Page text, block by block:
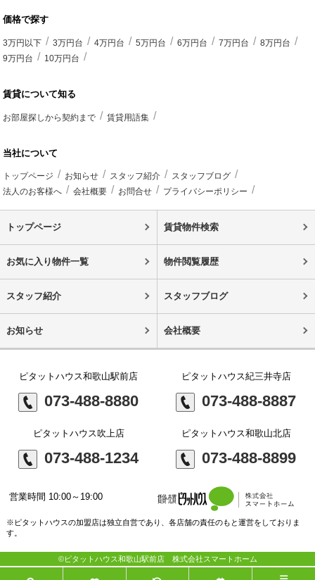
価格で探す
3万円以下 3万円台 4万円台 5万円台 6万円台 7万円台
8万円台
9万円台
10万円台
賃貸について知る
お部屋探しから契約まで 賃貸用語集
当社について
トップページ お知らせ スタッフ紹介
スタッフブログ
法人のお客様へ
会社概要 お問合せ プライバシーポリシー
トップページ 賃貸物件検索
お気に入り物件一覧 物件閲覧履歴
スタッフ紹介 スタッフブログ
お知らせ 会社概要
ピタットハウス和歌山駅前店
073-488-8880
ピタットハウス紀三井寺店
073-488-8887
ピタットハウス吹上店
073-488-1234
ピタットハウス和歌山北店
073-488-8899
営業時間 10:00～19:00
※ピタットハウスの加盟店は独立自営であり、各店舗の責任のもと運営をしておりま
す。
©ピタットハウス和歌山駅前店 株式会社スマートホーム